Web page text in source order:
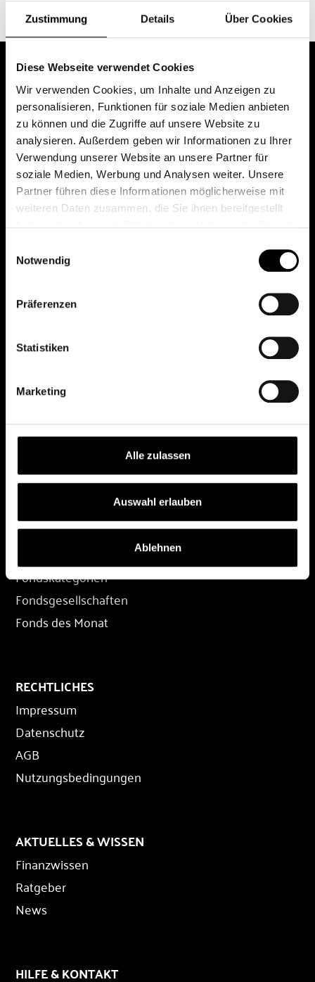
Zustimmung Details Über Cookies
Diese Webseite verwendet Cookies
Wir verwenden Cookies, um Inhalte und Anzeigen zu
personalisieren, Funktionen für soziale Medien anbieten
zu können und die Zugriffe auf unsere Website zu
analysieren. Außerdem geben wir Informationen zu Ihrer
Verwendung unserer Website an unsere Partner für
soziale Medien, Werbung und Analysen weiter. Unsere
Partner führen diese Informationen möglicherweise mit
weiteren Daten zusammen, die Sie ihnen bereitgestellt
Notwendig
Präferenzen
Statistiken
Marketing
Alle zulassen
Auswahl erlauben
Ablehnen
Das erste Depot in Österreich mit 0€ Kontoführung,
0€ Ausgabeaufschlag und 0€ Depotgebühren bei
knapp 2000 Fonds und 0€ Orderspesen.
All rights reserved.
Depot eröffnen
Depot übertragen
Konditionen
FONDS
Fondskategorien
Fondsgesellschaften
Fonds des Monat
RECHTLICHES
Impressum
Datenschutz
AGB
Nutzungsbedingungen
AKTUELLES & WISSEN
Finanzwissen
Ratgeber
News
HILFE & KONTAKT